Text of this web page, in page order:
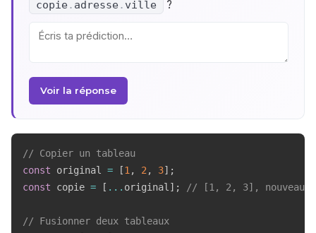
copie. adresse. ville ?
Voir la réponse
// Copier un tableau
const original = [1 , 2 , 3] ;
const copie = [ ... original ] ; // [1, 2, 3], nouveau
// Fusionner deux tableaux